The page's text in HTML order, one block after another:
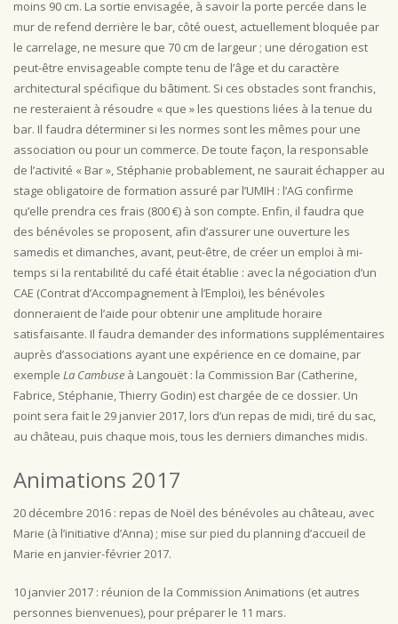
moins 90 cm. La sortie envisagée, à savoir la porte percée dans le
mur de refend derrière le bar, côté ouest, actuellement bloquée par
le carrelage, ne mesure que 70 cm de largeur ; une dérogation est
peut-être envisageable compte tenu de l’âge et du caractère
architectural spécifique du bâtiment. Si ces obstacles sont franchis,
ne resteraient à résoudre « que » les questions liées à la tenue du
bar. Il faudra déterminer si les normes sont les mêmes pour une
association ou pour un commerce. De toute façon, la responsable
de l’activité « Bar », Stéphanie probablement, ne saurait échapper au
stage obligatoire de formation assuré par l’UMIH : l’AG confirme
qu’elle prendra ces frais (800 €) à son compte. Enfin, il faudra que
des bénévoles se proposent, afin d’assurer une ouverture les
samedis et dimanches, avant, peut-être, de créer un emploi à mi-
temps si la rentabilité du café était établie : avec la négociation d’un
CAE (Contrat d’Accompagnement à l’Emploi), les bénévoles
donneraient de l’aide pour obtenir une amplitude horaire
satisfaisante. Il faudra demander des informations supplémentaires
auprès d’associations ayant une expérience en ce domaine, par
exemple La Cambuse à Langouët : la Commission Bar (Catherine,
Fabrice, Stéphanie, Thierry Godin) est chargée de ce dossier. Un
point sera fait le 29 janvier 2017, lors d’un repas de midi, tiré du sac,
au château, puis chaque mois, tous les derniers dimanches midis.
Animations 2017
20 décembre 2016 : repas de Noël des bénévoles au château, avec
Marie (à l’initiative d’Anna) ; mise sur pied du planning d’accueil de
Marie en janvier-février 2017.
10 janvier 2017 : réunion de la Commission Animations (et autres
personnes bienvenues), pour préparer le 11 mars.